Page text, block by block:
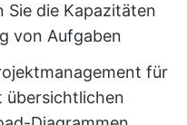
die Kapazitäten
von Aufgaben
für